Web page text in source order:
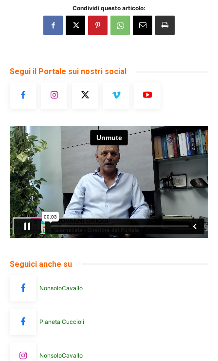
Condividi questo articolo:
Segui il Portale sui nostri social
Seguici anche su
NonsoloCavallo
Pianeta Cuccioli
NonsoloCavallo